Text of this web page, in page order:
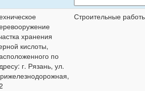
хранения
кислоты,
по
г. Рязань, ул.
Строительные